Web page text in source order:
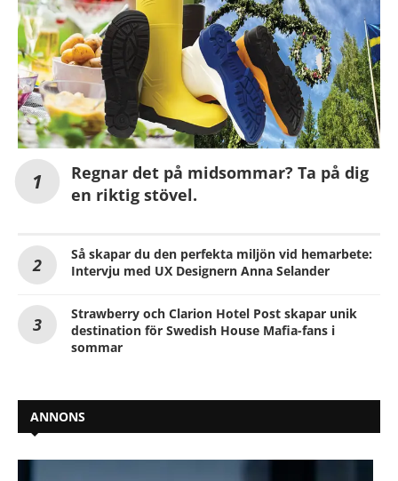
Regnar det på midsommar? Ta på dig
en riktig stövel.
Så skapar du den perfekta miljön vid hemarbete:
Intervju med UX Designern Anna Selander
Strawberry och Clarion Hotel Post skapar unik
destination för Swedish House Mafia-fans i
sommar
ANNONS